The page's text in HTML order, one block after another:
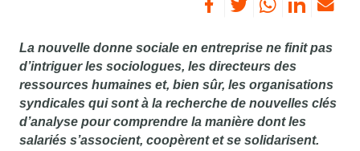
La nouvelle donne sociale en entreprise ne finit pas
d’intriguer les sociologues, les directeurs des
ressources humaines et, bien sûr, les organisations
syndicales qui sont à la recherche de nouvelles clés
d’analyse pour comprendre la manière dont les
salariés s’associent, coopèrent et se solidarisent.